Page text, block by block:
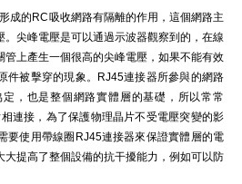
成的RC吸收網路有隔離的作用，這個網路主
尖峰電壓是可以通過示波器觀察到的，在線
管上產生一個很高的尖峰電壓，如果不能有效
件被擊穿的現象。RJ45連接器所參與的網路
，也是整個網路實體層的基礎，所以常常
連接，為了保護物理晶片不受電壓突變的影
要使用帶線圈RJ45連接器來保證實體層的電
大提高了整個設備的抗干擾能力，例如可以防